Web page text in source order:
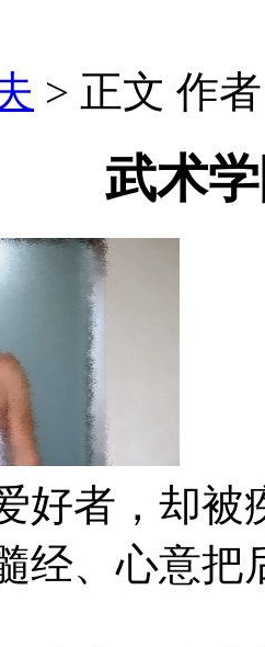
> 正文 作
武术
者，却被
经、心意把